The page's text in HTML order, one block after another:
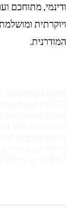
ודינמי, מתוחכם
ויוקרתית
המודרנית.